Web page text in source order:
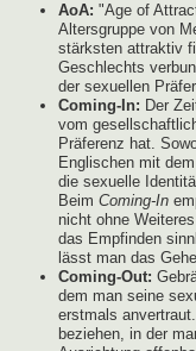
AoA: "Age of
Altersgruppe von
stärksten attraktiv
Geschlechts
der sexuellen
Coming-In: Der
vom
Präferenz hat.
Englischen mit
die sexuelle
Beim Coming-In
nicht ohne
das Empfinden
lässt man das
Coming-Out:
dem man seine
erstmals
beziehen, in der